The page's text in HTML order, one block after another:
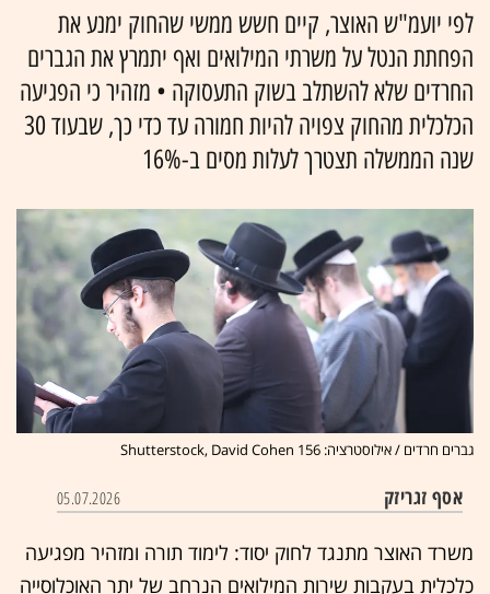
לפי יועמ"ש האוצר, קיים חשש ממשי שהחוק ימנע את
הפחתת הנטל על משרתי המילואים ואף יתמרץ את הגברים
החרדים שלא להשתלב בשוק התעסוקה • מזהיר כי הפגיעה
הכלכלית מהחוק צפויה להיות חמורה עד כדי כך, שבעוד 30
שנה הממשלה תצטרך לעלות מסים ב-16%
גברים חרדים / אילוסטרציה: Shutterstock, David Cohen 156
אסף זגריזק 05.07.2026
משרד האוצר מתנגד לחוק יסוד: לימוד תורה ומזהיר מפגיעה
כלכלית בעקבות שירות המילואים הנרחב של יתר האוכלוסייה